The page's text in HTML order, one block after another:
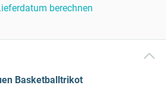
berechnen
Basketballtrikot